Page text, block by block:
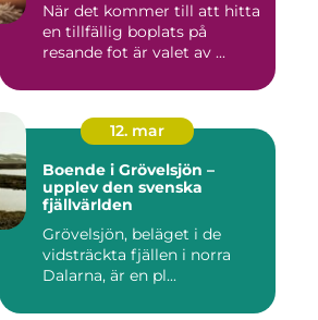
När det kommer till att hitta
en tillfällig boplats på
resande fot är valet av ...
12. mar
Boende i Grövelsjön –
upplev den svenska
fjällvärlden
Grövelsjön, beläget i de
vidsträckta fjällen i norra
Dalarna, är en pl...